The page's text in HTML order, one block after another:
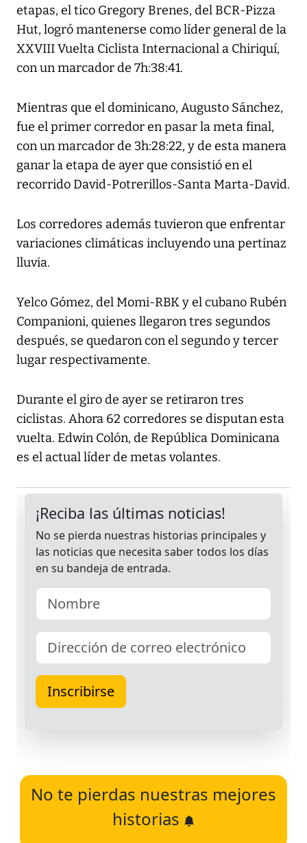
etapas, el tico Gregory Brenes, del BCR-Pizza
Hut, logró mantenerse como líder general de la
XXVIII Vuelta Ciclista Internacional a Chiriquí,
con un marcador de 7h:38:41.
Mientras que el dominicano, Augusto Sánchez,
fue el primer corredor en pasar la meta final,
con un marcador de 3h:28:22, y de esta manera
ganar la etapa de ayer que consistió en el
recorrido David-Potrerillos-Santa Marta-David.
Los corredores además tuvieron que enfrentar
variaciones climáticas incluyendo una pertinaz
lluvia.
Yelco Gómez, del Momi-RBK y el cubano Rubén
Companioni, quienes llegaron tres segundos
después, se quedaron con el segundo y tercer
lugar respectivamente.
Durante el giro de ayer se retiraron tres
ciclistas. Ahora 62 corredores se disputan esta
vuelta. Edwin Colón, de República Dominicana
es el actual líder de metas volantes.
No te pierdas nuestras mejores
historias